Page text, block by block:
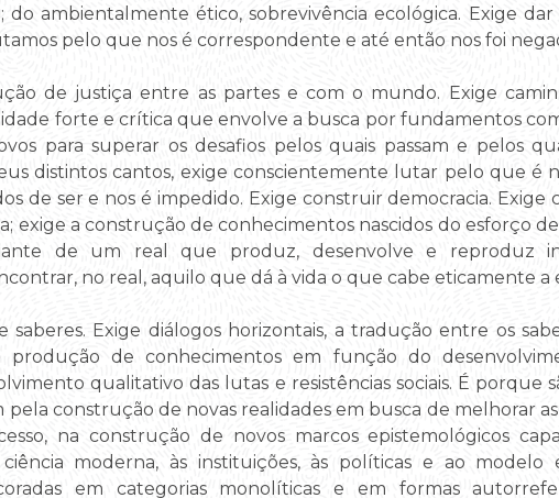
do ambientalmente ético, sobrevivência ecológica. Exige
pelo que nos é correspondente e até então nos foi
de justiça entre as partes e com o mundo. Exige
forte e crítica que envolve a busca por fundamentos
para superar os desafios pelos quais passam e pelos
distintos cantos, exige conscientemente lutar pelo que é
de ser e nos é impedido. Exige construir democracia. Exige
exige a construção de conhecimentos nascidos do esforço
de um real que produz, desenvolve e reproduz
no real, aquilo que dá à vida o que cabe eticamente a
Exige diálogos horizontais, a tradução entre os
produção de conhecimentos em função do
qualitativo das lutas e resistências sociais. É porque
construção de novas realidades em busca de melhorar
na construção de novos marcos epistemológicos
moderna, às instituições, às políticas e ao modelo
em categorias monolíticas e em formas